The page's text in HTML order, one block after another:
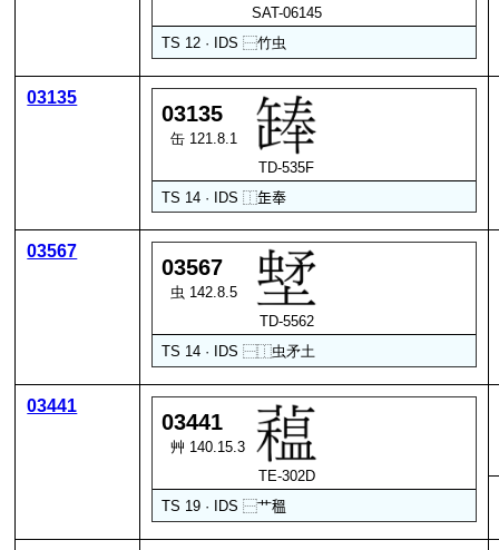
SAT-06145
TS 12 · IDS⿱竹虫
03135
03135
缶 121.8.1
TD-535F
TS 14 · IDS⿰𦈢奉
03567
03567
虫 142.8.5
TD-5562
TS 14 · IDS⿱⿰虫矛土
03441
03441
艸 140.15.3
TE-302D
TS 19 · IDS⿱艹𥠺